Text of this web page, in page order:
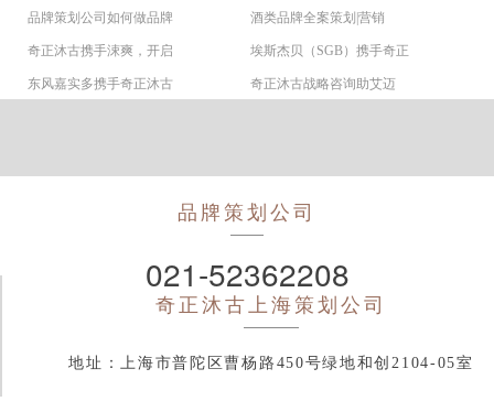
品牌策划公司如何做品牌 酒类品牌全案策划|营销
奇正沐古携手涑爽，开启 埃斯杰贝（SGB）携手奇正
东风嘉实多携手奇正沐古 奇正沐古战略咨询助艾迈
奇正沐古上海策划公司
地址：上海市普陀区曹杨路450号绿地和创2104-05室
品牌策划公司
021-52362208